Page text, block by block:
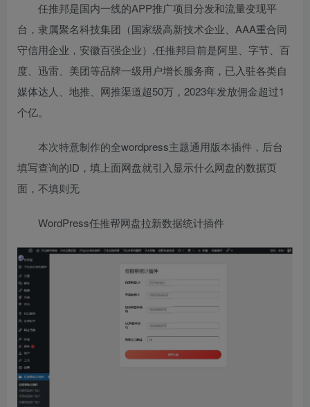
任推邦是国内一线的APP推广项目分发和流量变现平
台，隶属聚名科技集团（国家级高新技术企业、AAA重合同
守信用企业，安徽百强企业）,任推邦目前是阿里、字节、百
度、迅雷、美团等品牌一级用户增长服务商，已入驻各类自
媒体达人、地推、网推渠道超50万，2023年发放佣金超过1
个亿。
本次特意制作的全wordpress主题通用版本插件，后台
填写查询的ID，填上面网盘就引入显示什么网盘的数据页
面，不填则无
WordPress任推帮网盘拉新数据统计插件